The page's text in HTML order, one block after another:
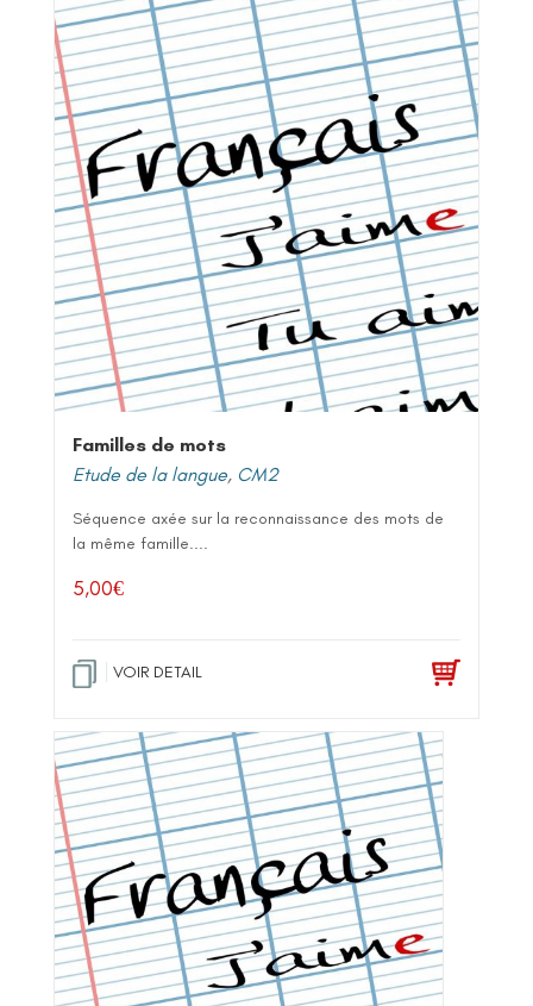
Familles de mots
Etude de la langue, CM2
Séquence axée sur la reconnaissance des mots de
la même famille....
5,00€
VOIR DETAIL